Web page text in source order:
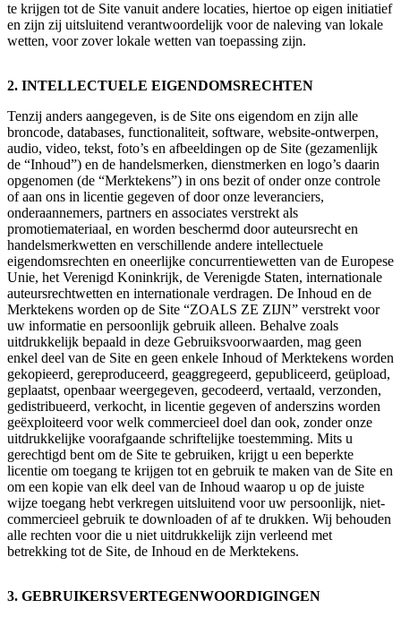
te krijgen tot de Site vanuit andere locaties, hiertoe op eigen initiatief
en zijn zij uitsluitend verantwoordelijk voor de naleving van lokale
wetten, voor zover lokale wetten van toepassing zijn.
2. INTELLECTUELE EIGENDOMSRECHTEN
Tenzij anders aangegeven, is de Site ons eigendom en zijn alle
broncode, databases, functionaliteit, software, website-ontwerpen,
audio, video, tekst, foto’s en afbeeldingen op de Site (gezamenlijk
de “Inhoud”) en de handelsmerken, dienstmerken en logo’s daarin
opgenomen (de “Merktekens”) in ons bezit of onder onze controle
of aan ons in licentie gegeven of door onze leveranciers,
onderaannemers, partners en associates verstrekt als
promotiemateriaal, en worden beschermd door auteursrecht en
handelsmerkwetten en verschillende andere intellectuele
eigendomsrechten en oneerlijke concurrentiewetten van de Europese
Unie, het Verenigd Koninkrijk, de Verenigde Staten, internationale
auteursrechtwetten en internationale verdragen. De Inhoud en de
Merktekens worden op de Site “ZOALS ZE ZIJN” verstrekt voor
uw informatie en persoonlijk gebruik alleen. Behalve zoals
uitdrukkelijk bepaald in deze Gebruiksvoorwaarden, mag geen
enkel deel van de Site en geen enkele Inhoud of Merktekens worden
gekopieerd, gereproduceerd, geaggregeerd, gepubliceerd, geüpload,
geplaatst, openbaar weergegeven, gecodeerd, vertaald, verzonden,
gedistribueerd, verkocht, in licentie gegeven of anderszins worden
geëxploiteerd voor welk commercieel doel dan ook, zonder onze
uitdrukkelijke voorafgaande schriftelijke toestemming. Mits u
gerechtigd bent om de Site te gebruiken, krijgt u een beperkte
licentie om toegang te krijgen tot en gebruik te maken van de Site en
om een kopie van elk deel van de Inhoud waarop u op de juiste
wijze toegang hebt verkregen uitsluitend voor uw persoonlijk, niet-
commercieel gebruik te downloaden of af te drukken. Wij behouden
alle rechten voor die u niet uitdrukkelijk zijn verleend met
betrekking tot de Site, de Inhoud en de Merktekens.
3. GEBRUIKERSVERTEGENWOORDIGINGEN